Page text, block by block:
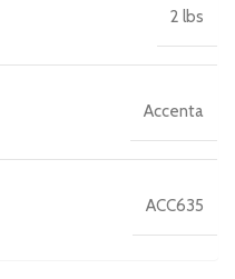
2 lbs
Accenta
ACC635